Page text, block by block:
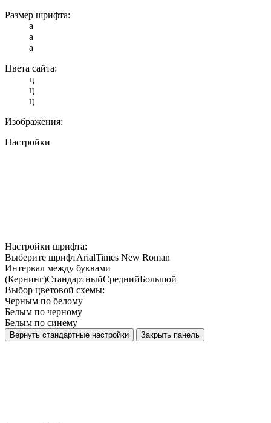
Размер шрифта:
a
a
a
Цвета сайта:
ц
ц
ц
Изображения:
Настройки
Настройки шрифта:
Выберите шрифтArialTimes New Roman
Интервал между буквами
(Кернинг)СтандартныйСреднийБольшой
Выбор цветовой схемы:
Черным по белому
Белым по черному
Белым по синему
Вернуть стандартные настройки Закрыть панель